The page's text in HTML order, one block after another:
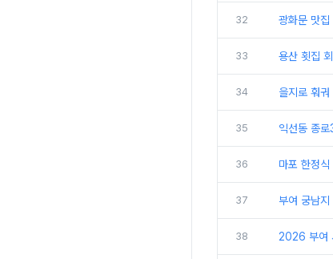
32 광화문 맛
33 용산 횟집
34 을지로 훠
35 익선동 종
36 마포 한정
37 부여 궁남
38 2026 부여